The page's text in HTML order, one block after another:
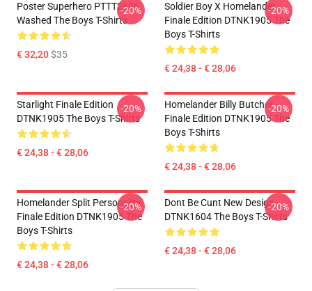
Poster Superhero PTTT2606
Washed The Boys T-Shirts
€ 32,20$35
-20%
Soldier Boy X Homelander
Finale Edition DTNK1905 The
Boys T-Shirts
€ 24,38 - € 28,06
-20%
Starlight Finale Edition
DTNK1905 The Boys T-Shirts
€ 24,38 - € 28,06
-20%
Homelander Billy Butcher
Finale Edition DTNK1905 The
Boys T-Shirts
€ 24,38 - € 28,06
-20%
Homelander Split Personality
Finale Edition DTNK1905 The
Boys T-Shirts
€ 24,38 - € 28,06
-20%
Dont Be Cunt New Design
DTNK1604 The Boys T-Shirts
€ 24,38 - € 28,06
-20%